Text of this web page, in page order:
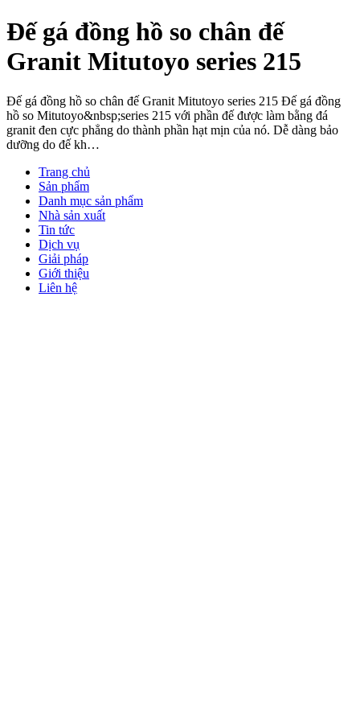
Đế gá đồng hồ so chân đế
Granit Mitutoyo series 215
Đế gá đồng hồ so chân đế Granit Mitutoyo series 215 Đế gá đồng
hồ so Mitutoyo&nbsp;series 215 với phần đế được làm bằng đá
granit đen cực phẳng do thành phần hạt mịn của nó. Dễ dàng bảo
dưỡng do đế kh…
Trang chủ
Sản phẩm
Danh mục sản phẩm
Nhà sản xuất
Tin tức
Dịch vụ
Giải pháp
Giới thiệu
Liên hệ